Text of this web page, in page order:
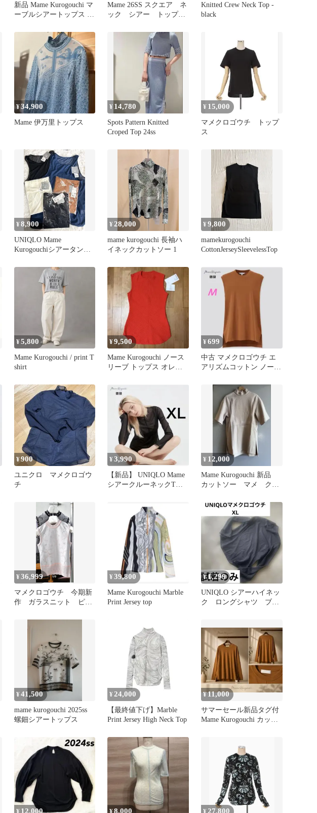
新品 Mame Kurogouchi マ
ーブルシアートップス 長
Mame 26SS スクエア ネ
ック シアー トップ
Knitted Crew Neck Top -
black
¥34,900
Mame 伊万里トップス
¥ 14,780
Spots Pattern Knitted
Croped Top 24ss
¥ 15,000
マメクロゴウチ トップ
ス
¥8,900
UNIQLO Mame
Kurogouchiシアータンク
¥ 28,000
mame kurogouchi 長袖ハ
イネックカットソー 1
¥9,800
mamekurogouchi
CottonJerseySleevelessTop
¥5,800
Mame Kurogouchi / print T
shirt
¥9,500
Mame Kurogouchi ノース
リーブ トップス オレン
¥699
中古 マメクロゴウチ エ
アリズムコットン ノース
¥900
ユニクロ マメクロゴウ
チ
¥3,990
【新品】 UNIQLO Mame
シアークルーネックTシ
¥ 12,000
Mame Kurogouchi 新品
カットソー マメ クロ
¥36,999
マメクロゴウチ 今期新
作 ガラスニット ピン
¥ 39,800
Mame Kurogouchi Marble
Print Jersey top
¥1,299
UNIQLO シアーハイネッ
ク ロングシャツ ブラ
¥41,500
mame kurogouchi 2025ss
螺鈿シアートップス
¥ 24,000
【最終値下げ】Marble
Print Jersey High Neck Top
¥11,000
サマーセール新品タグ付
Mame Kurogouchi カット
12,000 8,000 27,800